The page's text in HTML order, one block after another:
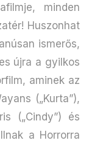
minden
Huszonhat
ismerős,
újra a gyilkos
aminek az
(„Kurta”),
(„Cindy”) és
a Horrorra